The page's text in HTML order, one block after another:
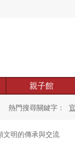
親子館
熱門搜尋關鍵字：
文明的傳承與交流